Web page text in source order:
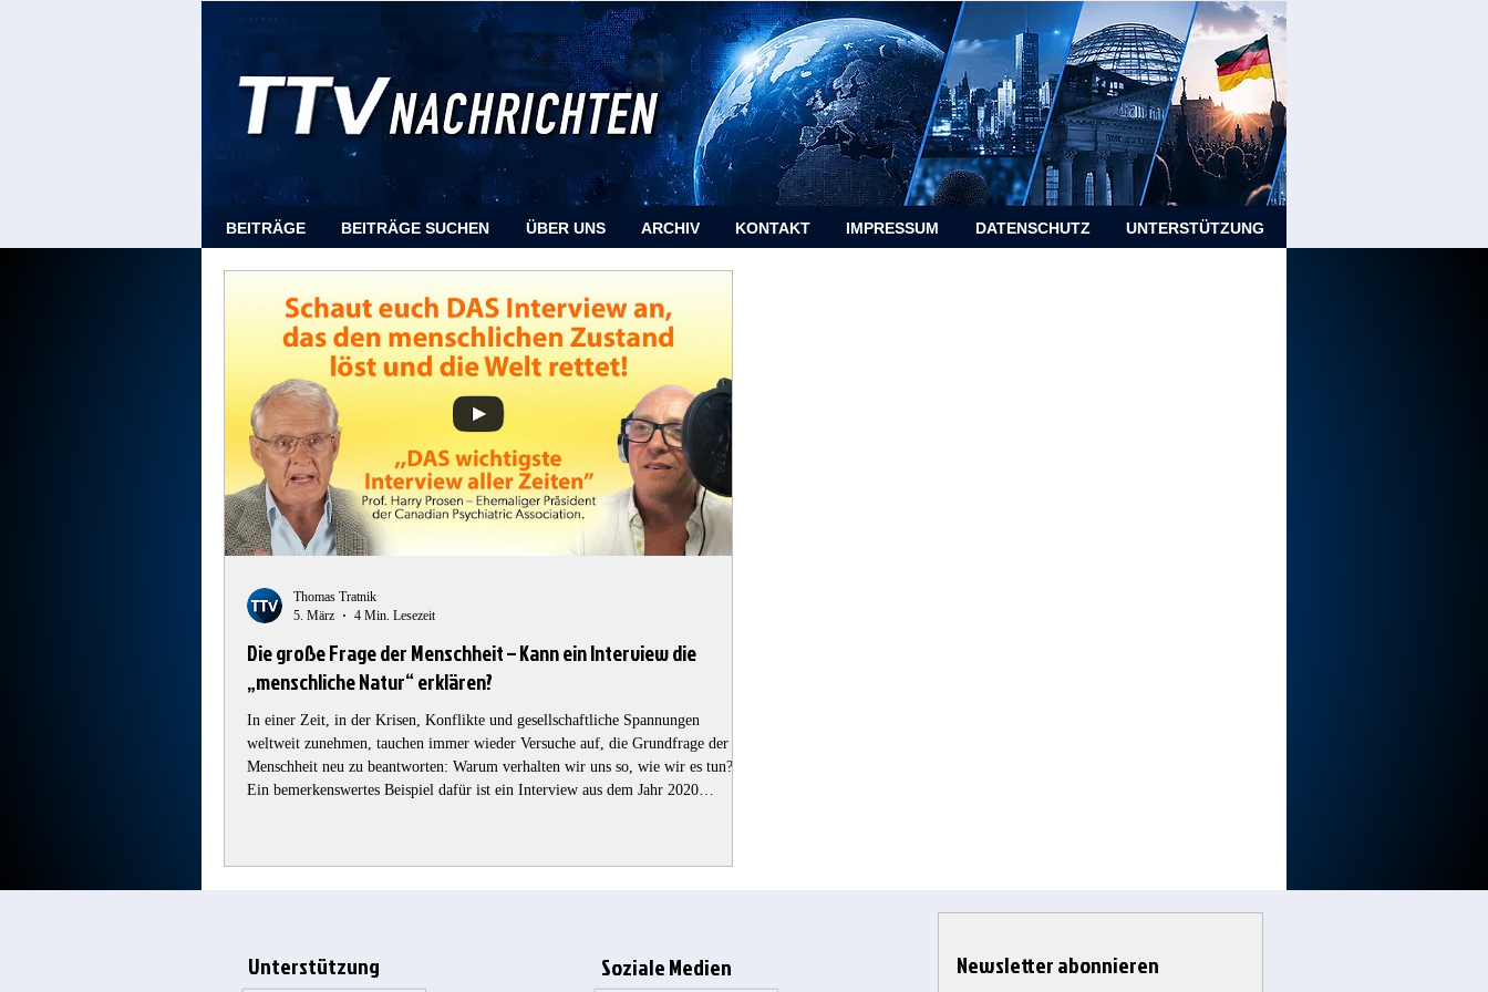
BEITRÄGE BEITRÄGE SUCHEN ÜBER UNS ARCHIV KONTAKT IMPRESSUM DATENSCHUTZ UNTERSTÜTZUNG
Die große Frage der Menschheit – Kann ein Interview die
„menschliche Natur“ erklären?
In einer Zeit, in der Krisen, Konflikte und gesellschaftliche Spannungen
weltweit zunehmen, tauchen immer wieder Versuche auf, die Grundfrage der
Menschheit neu zu beantworten: Warum verhalten wir uns so, wie wir es tun?
Ein bemerkenswertes Beispiel dafür ist ein Interview aus dem Jahr 2020
Thomas Tratnik
5. März
4 Min. Lesezeit
Newsletter abonnieren
Unterstützung Soziale Medien